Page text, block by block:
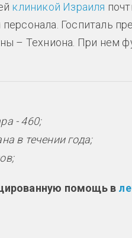
клиникой Израиля
Госпиталь
– Техниона. При нем
- 460;
в течении года;
помощь в